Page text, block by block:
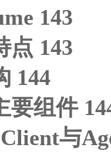
143
点 143
144
要组件
与